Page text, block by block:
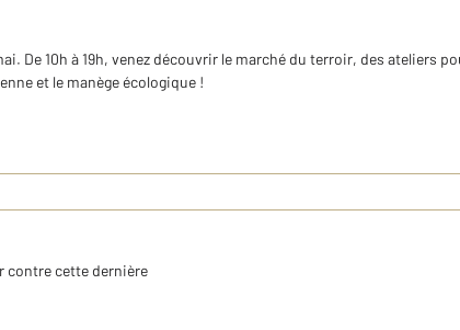
De 10h à 19h, venez découvrir le marché du terroir, des ateliers
et le manège écologique !
contre cette dernière